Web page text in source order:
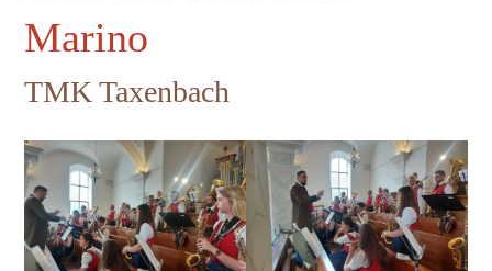
Marino
TMK Taxenbach